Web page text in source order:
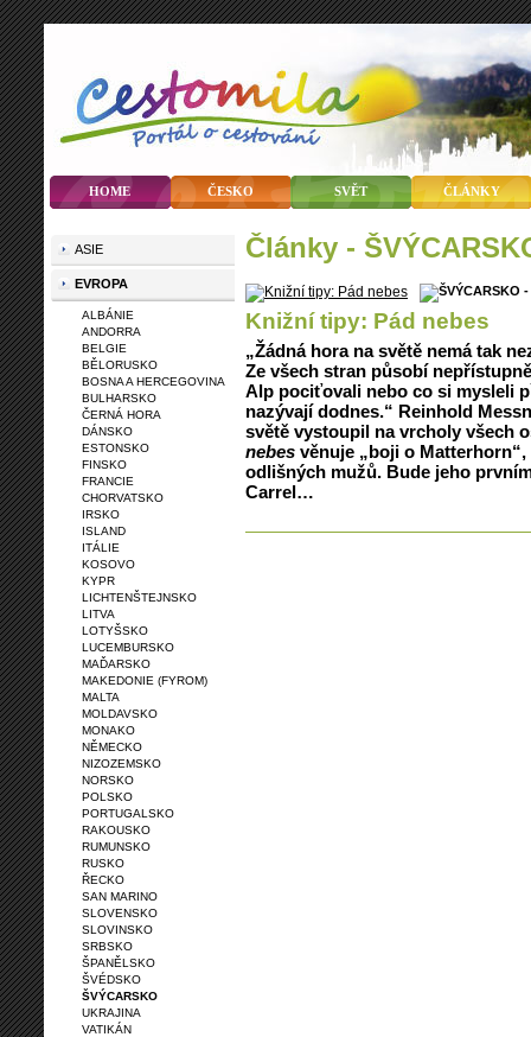
HOME ČESKO SVĚT ČLÁNKY
články -
Knižní tipy: Pád nebes
„Žádná hora na světě nemá tak
Ze všech stran působí
Alp pociťovali nebo co si mysleli
nazývají dodnes.“ Reinhold
světě vystoupil na vrcholy všech
nebes věnuje „boji o
odlišných mužů. Bude jeho
Carrel…
ASIE
EVROPA
ALBÁNIE
ANDORRA
BELGIE
BĚLORUSKO
BOSNA A HERCEGOVINA
BULHARSKO
ČERNÁ HORA
DÁNSKO
ESTONSKO
FINSKO
FRANCIE
CHORVATSKO
IRSKO
ISLAND
ITÁLIE
KOSOVO
KYPR
LICHTENŠTEJNSKO
LITVA
LOTYŠSKO
LUCEMBURSKO
MAĎARSKO
MAKEDONIE (FYROM)
MALTA
MOLDAVSKO
MONAKO
NĚMECKO
NIZOZEMSKO
NORSKO
POLSKO
PORTUGALSKO
RAKOUSKO
RUMUNSKO
RUSKO
ŘECKO
SAN MARINO
SLOVENSKO
SLOVINSKO
SRBSKO
ŠPANĚLSKO
ŠVÉDSKO
ŠVÝCARSKO
UKRAJINA
VATIKÁN